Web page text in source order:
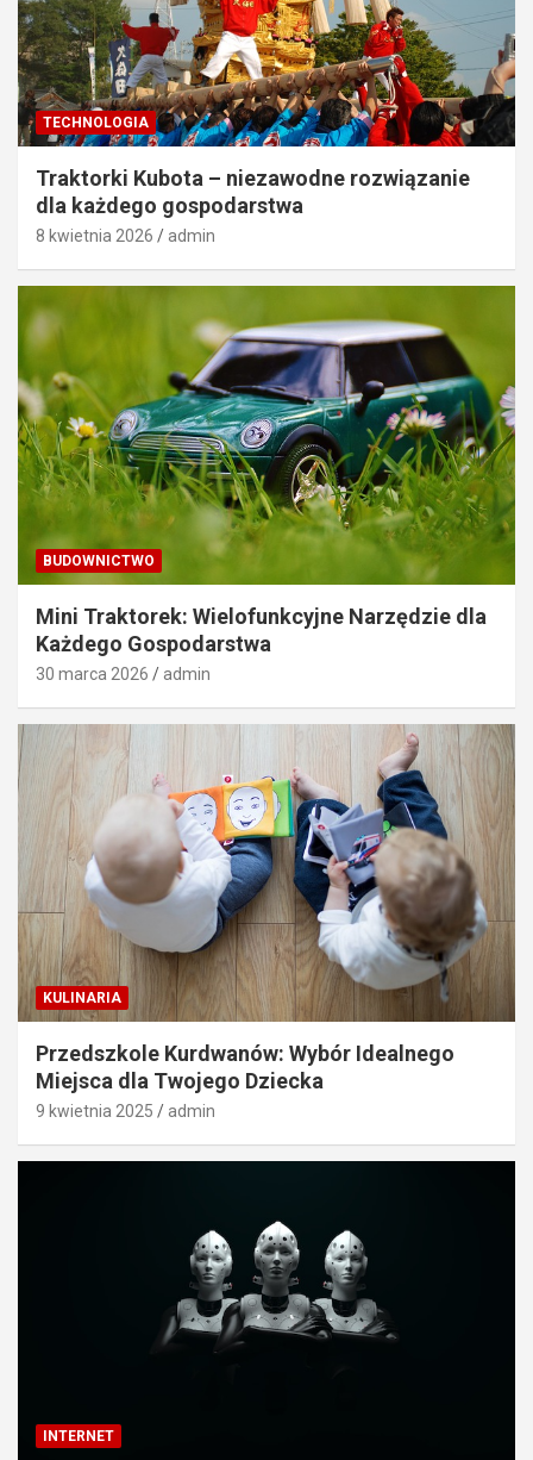
TECHNOLOGIA
Traktorki Kubota – niezawodne rozwiązanie
dla każdego gospodarstwa
8 kwietnia 2026 admin
BUDOWNICTWO
Mini Traktorek: Wielofunkcyjne Narzędzie dla
Każdego Gospodarstwa
30 marca 2026 admin
KULINARIA
Przedszkole Kurdwanów: Wybór Idealnego
Miejsca dla Twojego Dziecka
9 kwietnia 2025 admin
INTERNET